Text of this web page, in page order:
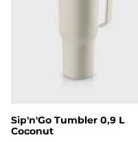
Sip'n'Go Tumbler 0,9 L
Coconut